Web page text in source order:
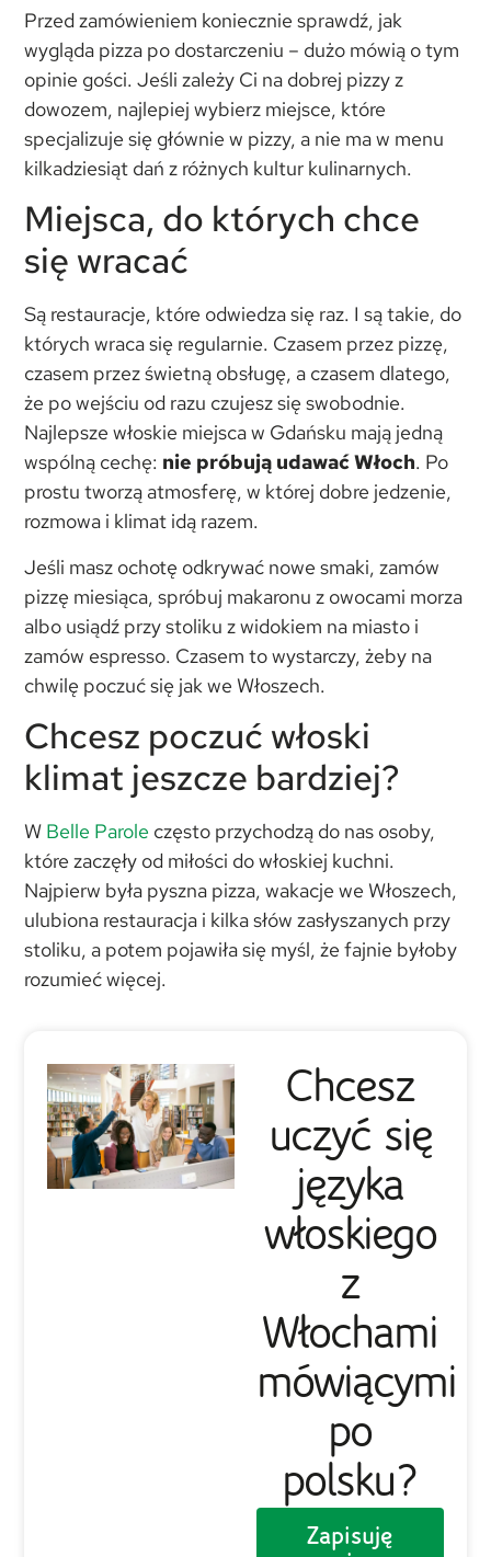
Przed zamówieniem koniecznie sprawdź, jak
wygląda pizza po dostarczeniu – dużo mówią o tym
opinie gości. Jeśli zależy Ci na dobrej pizzy z
dowozem, najlepiej wybierz miejsce, które
specjalizuje się głównie w pizzy, a nie ma w menu
kilkadziesiąt dań z różnych kultur kulinarnych.
Miejsca, do których chce
się wracać
Są restauracje, które odwiedza się raz. I są takie, do
których wraca się regularnie. Czasem przez pizzę,
czasem przez świetną obsługę, a czasem dlatego,
że po wejściu od razu czujesz się swobodnie.
Najlepsze włoskie miejsca w Gdańsku mają jedną
wspólną cechę: nie próbują udawać Włoch. Po
prostu tworzą atmosferę, w której dobre jedzenie,
rozmowa i klimat idą razem.
Jeśli masz ochotę odkrywać nowe smaki, zamów
pizzę miesiąca, spróbuj makaronu z owocami morza
albo usiądź przy stoliku z widokiem na miasto i
zamów espresso. Czasem to wystarczy, żeby na
chwilę poczuć się jak we Włoszech.
Chcesz poczuć włoski
klimat jeszcze bardziej?
W Belle Parole często przychodzą do nas osoby,
które zaczęły od miłości do włoskiej kuchni.
Najpierw była pyszna pizza, wakacje we Włoszech,
ulubiona restauracja i kilka słów zasłyszanych przy
stoliku, a potem pojawiła się myśl, że fajnie byłoby
rozumieć więcej.
Chcesz
uczyć się
języka
włoskiego
z
Włochami
mówiącymi
po
polsku?
Zapisuję